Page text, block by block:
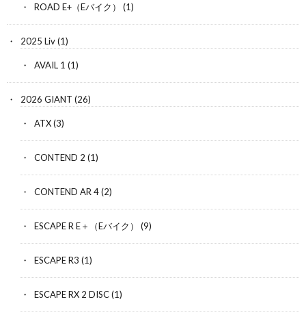
ROAD E+（Eバイク） (1)
2025 Liv(1)
AVAIL 1 (1)
2026 GIANT (26)
ATX(3)
CONTEND 2 (1)
CONTEND AR 4(2)
ESCAPE R E＋（Eバイク） (9)
ESCAPE R3 (1)
ESCAPE RX 2 DISC(1)